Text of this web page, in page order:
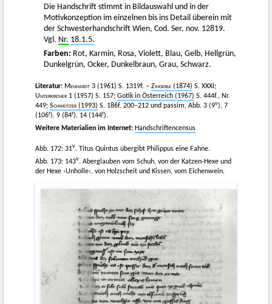
Die Handschrift stimmt in Bildauswahl und in der
Motivkonzeption im einzelnen bis ins Detail überein mit
der Schwesterhandschrift Wien, Cod. Ser. nov. 12819.
Vgl. Nr. 18.1.5.
Farben: Rot, Karmin, Rosa, Violett, Blau, Gelb, Hellgrün,
Dunkelgrün, Ocker, Dunkelbraun, Grau, Schwarz.
Literatur: Menhardt 3 (1961) S. 1319f. – Zingerle (1874) S. XXXI;
Unterkircher 1 (1957) S. 157; Gotik in Österreich (1967) S. 444f., Nr.
449; Schweitzer (1993) S. 186f. 200–212 und passim, Abb. 3 (9v). 7
(106r). 9 (84r). 14 (144r).
Weitere Materialien im Internet: Handschriftencensus
Abb. 172: 31v. Titus Quintus übergibt Philippus eine Fahne.
Abb. 173: 143v. Aberglauben vom Schuh, von der Katzen-Hexe und
der Hexe ›Unholle‹, von Holzscheit und Kissen, vom Eichenwein.